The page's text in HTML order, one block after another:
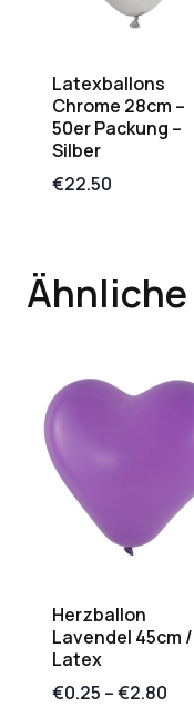
Latexballons
Chrome 28cm –
50er Packung –
Silber
€22.50
Herzballon
Lavendel 45cm /
Latex
€0.25 –€2.80